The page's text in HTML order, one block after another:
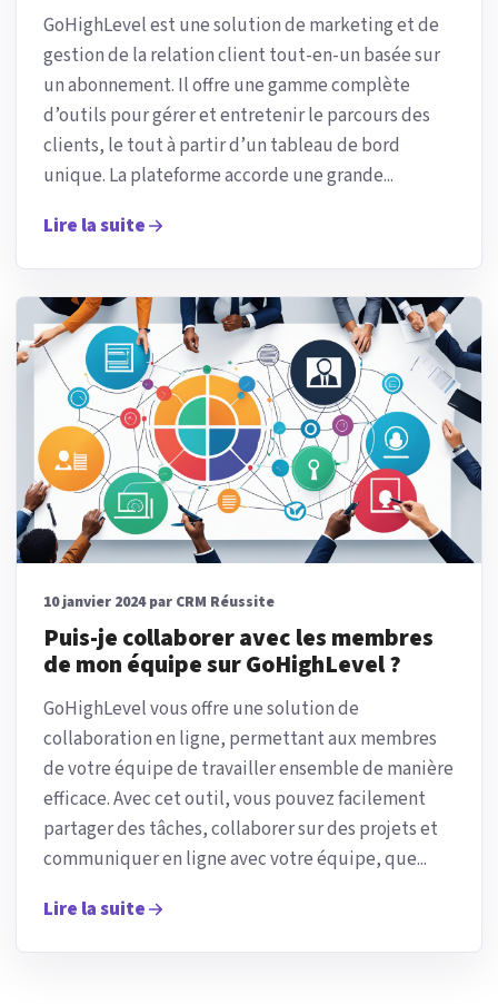
GoHighLevel est une solution de marketing et de
gestion de la relation client tout-en-un basée sur
un abonnement. Il offre une gamme complète
d’outils pour gérer et entretenir le parcours des
clients, le tout à partir d’un tableau de bord
unique. La plateforme accorde une grande...
Lire la suite
10 janvier 2024 par CRM Réussite
Puis-je collaborer avec les membres
de mon équipe sur GoHighLevel ?
GoHighLevel vous offre une solution de
collaboration en ligne, permettant aux membres
de votre équipe de travailler ensemble de manière
efficace. Avec cet outil, vous pouvez facilement
partager des tâches, collaborer sur des projets et
communiquer en ligne avec votre équipe, que...
Lire la suite